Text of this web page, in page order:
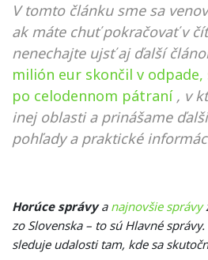
V tomto článku sme sa
ak máte chuť pokračovať v
nenechajte ujsť aj ďalší
milión eur skončil v
po celodennom pátraní , v
inej oblasti a prinášame
pohľady a praktické
Horúce správya najnovšie správy
zo Slovenska – to sú Hlavné
sleduje udalosti tam, kde sa